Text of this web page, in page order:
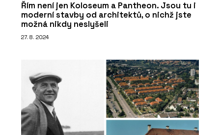
Řím není jen Koloseum a Pantheon. Jsou tu i
moderní stavby od architektů, o nichž jste
možná nikdy neslyšeli
27. 8. 2024